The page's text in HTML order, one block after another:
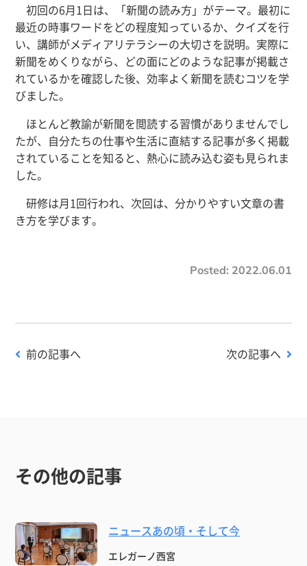
初回の6月1日は、「新聞の読み方」がテーマ。最初に
最近の時事ワードをどの程度知っているか、クイズを行
い、講師がメディアリテラシーの大切さを説明。実際に
新聞をめくりながら、どの面にどのような記事が掲載さ
れているかを確認した後、効率よく新聞を読むコツを学
びました。
ほとんど教諭が新聞を閲読する習慣がありませんでし
たが、自分たちの仕事や生活に直結する記事が多く掲載
されていることを知ると、熱心に読み込む姿も見られま
した。
研修は月1回行われ、次回は、分かりやすい文章の書
き方を学びます。
Posted: 2022.06.01
前の記事へ 次の記事へ
その他の記事
ニュースあの頃・そして今
エレガーノ西宮